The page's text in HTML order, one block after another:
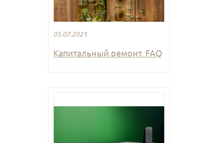
05.07.2021
Капитальный ремонт. FAQ